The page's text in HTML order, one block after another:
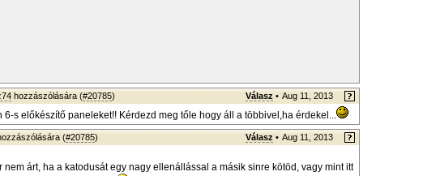
hozzászólására (#20785) Válasz • Aug 11, 2013
6-s előkészítő paneleket!! Kérdezd meg tőle hogy áll a többivel,ha érdekel...
(#20785) Válasz • Aug 11, 2013
nem árt, ha a katodusát egy nagy ellenállással a másik sinre kötöd, vagy mint itt